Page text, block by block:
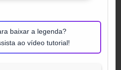
baixar a legenda?
ao vídeo tutorial!